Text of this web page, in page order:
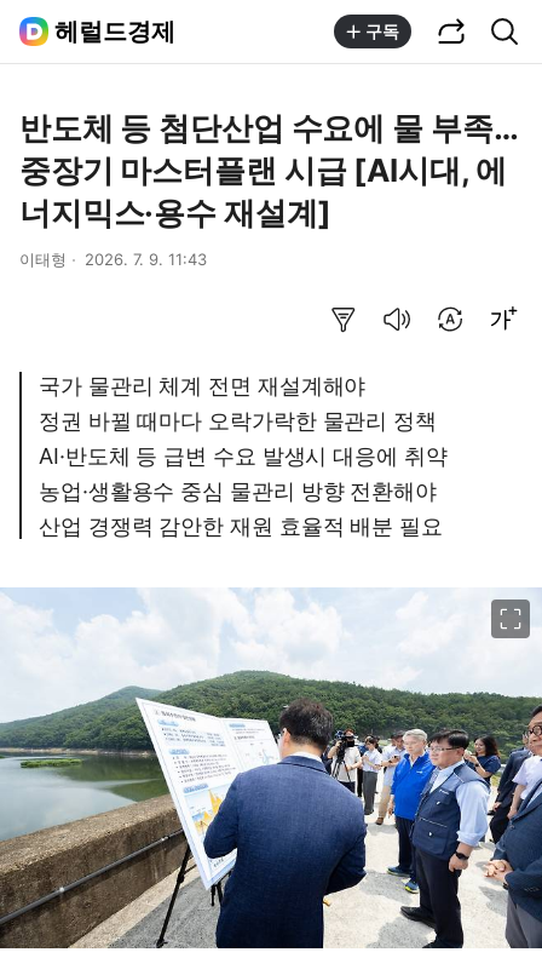
헤럴드경제 구독
반도체 등 첨단산업 수요에 물 부족…
중장기 마스터플랜 시급 [AI시대, 에
너지믹스·용수 재설계]
이태형 2026. 7. 9. 11:43
국가 물관리 체계 전면 재설계해야
정권 바뀔 때마다 오락가락한 물관리 정책
AI·반도체 등 급변 수요 발생시 대응에 취약
농업·생활용수 중심 물관리 방향 전환해야
산업 경쟁력 감안한 재원 효율적 배분 필요